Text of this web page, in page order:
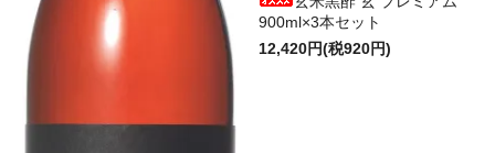
900ml×3本セット
12,420円(税920円)